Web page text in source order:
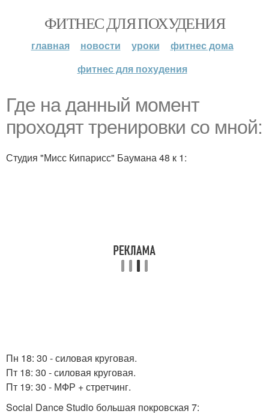
ФИТНЕС ДЛЯ ПОХУДЕНИЯ
главная новости уроки
фитнес дома
фитнес для похудения
Где на данный момент
проходят тренировки со мной:
Студия "Мисс Кипарисс" Баумана 48 к 1:
Пн 18: 30 - силовая круговая.
Пт 18: 30 - силовая круговая.
Пт 19: 30 - МФР + стретчинг.
Social Dance Studio большая покровская 7: